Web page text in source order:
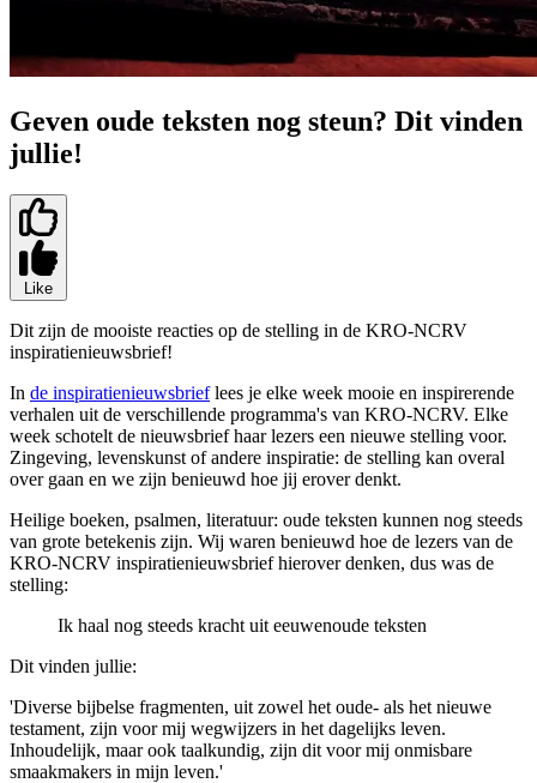
Geven oude teksten nog steun? Dit vinden
jullie!
Like
Dit zijn de mooiste reacties op de stelling in de KRO-NCRV
inspiratienieuwsbrief!
In de inspiratienieuwsbrief lees je elke week mooie en inspirerende
verhalen uit de verschillende programma's van KRO-NCRV. Elke
week schotelt de nieuwsbrief haar lezers een nieuwe stelling voor.
Zingeving, levenskunst of andere inspiratie: de stelling kan overal
over gaan en we zijn benieuwd hoe jij erover denkt.
Heilige boeken, psalmen, literatuur: oude teksten kunnen nog steeds
van grote betekenis zijn. Wij waren benieuwd hoe de lezers van de
KRO-NCRV inspiratienieuwsbrief hierover denken, dus was de
stelling:
Ik haal nog steeds kracht uit eeuwenoude teksten
Dit vinden jullie:
'Diverse bijbelse fragmenten, uit zowel het oude- als het nieuwe
testament, zijn voor mij wegwijzers in het dagelijks leven.
Inhoudelijk, maar ook taalkundig, zijn dit voor mij onmisbare
smaakmakers in mijn leven.'